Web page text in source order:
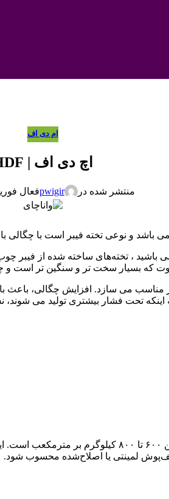
ام دی اف
اچ دی اف | HDF
منتشر شده در pwigirفعال فوریه 9,
تر و سنگین تر است و چگالی آن بالای ۸۰۰
مناسب می سازد. افزایش چگالی،
تحت فشار بیشتری تولید می
ام دی اف همان اچ دی اف با چگالی متوسط است.
کف‌پوش لمینتی یا اصلاح‌شده محسوب شود.